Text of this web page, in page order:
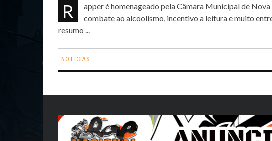
Rapper é homenageado pela Câmara Municipal de Nova Odessa-SP Informação, campanha de
combate ao alcoolismo, incentivo a leitura e muito
resumo ...
NOTICIAS